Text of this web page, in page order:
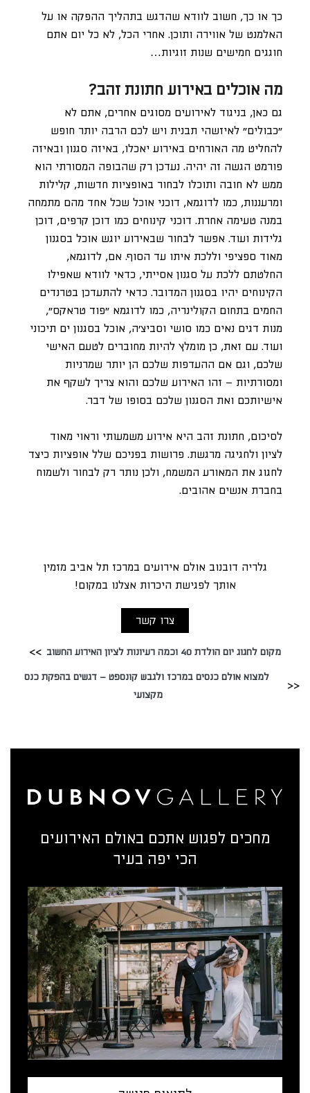
כך או כך, חשוב לוודא שהדגש בתהליך ההפקה או על
האלמנט של אווירה ותוכן. אחרי הכל, לא כל יום אתם
חוגגים חמישים שנות זוגיות…
מה אוכלים באירוע חתונת זהב?
גם כאן, בניגוד לאירועים מסוגים אחרים, אתם לא
״כבולים״ לאיזשהי תבנית ויש לכם הרבה יותר חופש
להחליט מה האורחים באירוע יאכלו, באיזה סגנון ובאיזה
פורמט הגשה זה יהיה. נעדכן רק שהבופה המסורתי הוא
ממש לא חובה ותוכלו לבחור באופציות חדשות, קלילות
ומרעננות, כמו לדוגמא, דוכני אוכל שכל אחד מהם מתמחה
במנה טעימה אחרת. דוכני קינוחים כמו דוכן קרפים, דוכן
גלידות ועוד. אפשר לבחור שבאירוע יוגש אוכל בסגנון
מאוד ספציפי וללכת איתו עד הסוף. אם, לדוגמא,
החלטתם ללכת על סגנון אסייתי, כדאי לוודא שאפילו
הקינוחים יהיו בסגנון המדובר. כדאי להתעדכן בטרנדים
החמים בתחום הקולינריה, כמו לדוגמא ״פוד טראקס״,
מנות דגים נאים כמו סושי וסביצ׳ה, אוכל בסגנון ים תיכוני
ועוד. עם זאת, כן מומלץ להיות מחוברים לטעם האישי
שלכם, וגם אם ההעדפות שלכם הן יותר שמרניות
ומסורתיות – זהו האירוע שלכם והוא צריך לשקף את
אישיותכם ואת הסגנון שלכם בסופו של דבר.
לסיכום, חתונת זהב היא אירוע משמעותי וראוי מאוד
לציון ולחגיגה מרגשת. פרושות בפניכם שלל אופציות כיצד
לחגוג את המאורע המשמח, ולכן נותר רק לבחור ולשמוח
בחברת אנשים אהובים.
גלריה דובנוב אולם אירועים במרכז תל אביב מזמין
אותך לפגישת היכרות אצלנו במקום!
צרו קשר
מקום לחגוג יום הולדת 40 וכמה רעיונות לציון האירוע החשוב
למצוא אולם כנסים במרכז ולגבש קונספט – דגשים בהפקת כנס
מקצועי
מחכים לפגוש אתכם באולם האירועים
הכי יפה בעיר